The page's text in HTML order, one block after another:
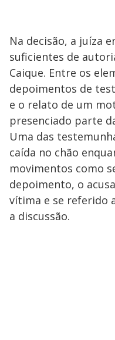
Na decisão, a juíza
suficientes de
Caique. Entre os
depoimentos de
e o relato de um
presenciado parte
Uma das
caída no chão
movimentos como
depoimento, o
vítima e se referido
a discussão.